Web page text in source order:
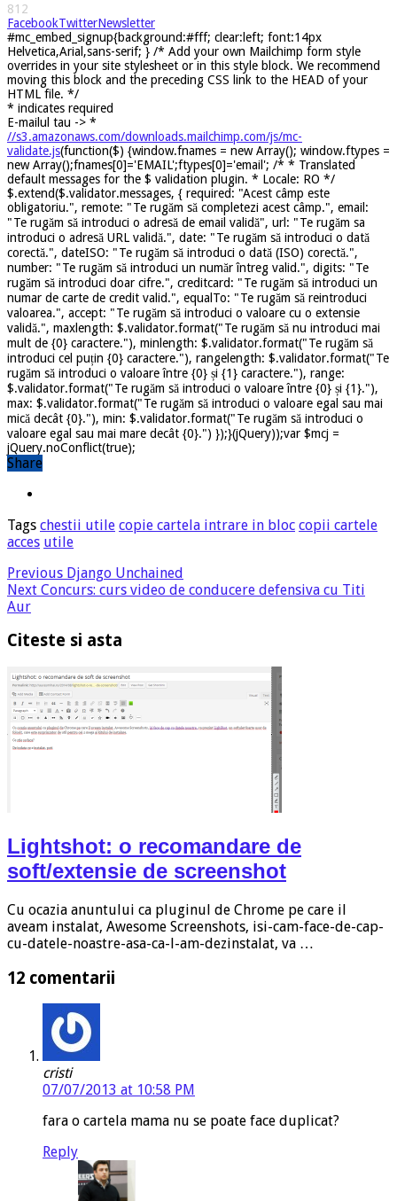
812
FacebookTwitterNewsletter
#mc_embed_signup{background:#fff; clear:left; font:14px
Helvetica,Arial,sans-serif; } /* Add your own Mailchimp form style
overrides in your site stylesheet or in this style block. We recommend
moving this block and the preceding CSS link to the HEAD of your
HTML file. */
* indicates required
E-mailul tau -> *
//s3.amazonaws.com/downloads.mailchimp.com/js/mc-
validate.js(function($) {window.fnames = new Array(); window.ftypes =
new Array();fnames[0]='EMAIL';ftypes[0]='email'; /* * Translated
default messages for the $ validation plugin. * Locale: RO */
$.extend($.validator.messages, { required: "Acest câmp este
obligatoriu.", remote: "Te rugăm să completezi acest câmp.", email:
"Te rugăm să introduci o adresă de email validă", url: "Te rugăm sa
introduci o adresă URL validă.", date: "Te rugăm să introduci o dată
corectă.", dateISO: "Te rugăm să introduci o dată (ISO) corectă.",
number: "Te rugăm să introduci un număr întreg valid.", digits: "Te
rugăm să introduci doar cifre.", creditcard: "Te rugăm să introduci un
numar de carte de credit valid.", equalTo: "Te rugăm să reintroduci
valoarea.", accept: "Te rugăm să introduci o valoare cu o extensie
validă.", maxlength: $.validator.format("Te rugăm să nu introduci mai
mult de {0} caractere."), minlength: $.validator.format("Te rugăm să
introduci cel puțin {0} caractere."), rangelength: $.validator.format("Te
rugăm să introduci o valoare între {0} și {1} caractere."), range:
$.validator.format("Te rugăm să introduci o valoare între {0} și {1}."),
max: $.validator.format("Te rugăm să introduci o valoare egal sau mai
mică decât {0}."), min: $.validator.format("Te rugăm să introduci o
valoare egal sau mai mare decât {0}.") });}(jQuery));var $mcj =
jQuery.noConflict(true);
Share
Tags chestii utile copie cartela intrare in bloc copii cartele
acces utile
Previous Django Unchained
Next Concurs: curs video de conducere defensiva cu Titi
Aur
Citeste si asta
Lightshot: o recomandare de
soft/extensie de screenshot
Cu ocazia anuntului ca pluginul de Chrome pe care il
aveam instalat, Awesome Screenshots, isi-cam-face-de-cap-
cu-datele-noastre-asa-ca-l-am-dezinstalat, va …
12 comentarii
cristi
07/07/2013 at 10:58 PM
fara o cartela mama nu se poate face duplicat?
Reply